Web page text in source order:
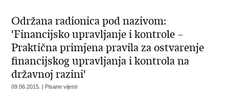
Održana radionica pod nazivom:
'Financijsko upravljanje i kontrole –
Praktična primjena pravila za ostvarenje
financijskog upravljanja i kontrola na
državnoj razini'
09.06.2015. | Pisane vijesti